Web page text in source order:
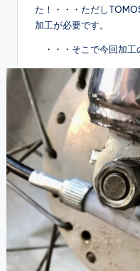
た！・・・ただし
加工が必要です。
・・・そこで今回加工